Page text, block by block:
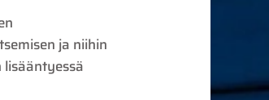
ja niihin